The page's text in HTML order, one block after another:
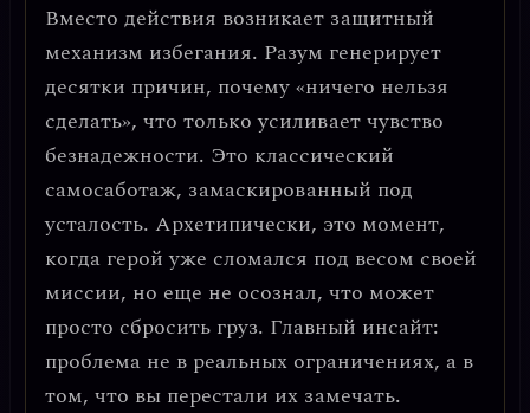
Вместо действия возникает защитный
механизм избегания. Разум генерирует
десятки причин, почему «ничего нельзя
сделать», что только усиливает чувство
безнадежности. Это классический
самосаботаж, замаскированный под
усталость. Архетипически, это момент,
когда герой уже сломался под весом своей
миссии, но еще не осознал, что может
просто сбросить груз. Главный инсайт:
проблема не в реальных ограничениях, а в
том, что вы перестали их замечать.